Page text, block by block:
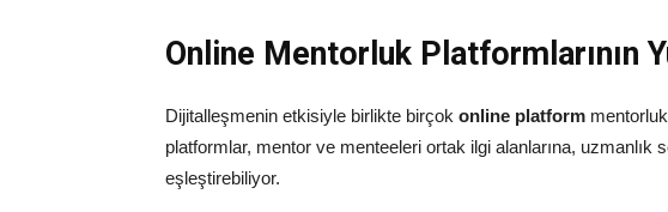
Online Mentorluk Platformlarının
Dijitalleşmenin etkisiyle birlikte birçok online platform
platformlar, mentor ve menteeleri ortak ilgi alanlarına, uzmanlık
eşleştirebiliyor.